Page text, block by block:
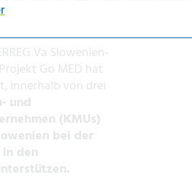
Va Slowenien-
Go MED hat
innerhalb von drei
und
(KMUs)
bei der
den